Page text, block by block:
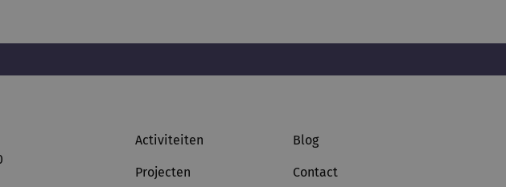
Activiteiten
Projecten
Blog
Contact